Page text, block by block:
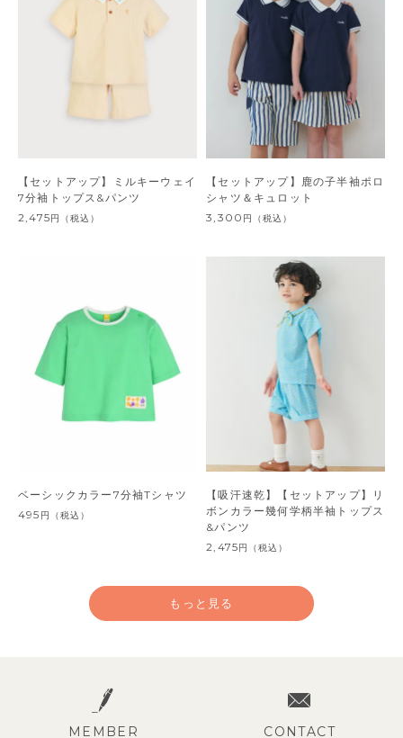
【セットアップ】ミルキーウェイ
7分袖トップス&パンツ
2,475円 （税込）
【セットアップ】鹿の子半袖ポロ
シャツ＆キュロット
3,300 円 （税込）
ベーシックカラー7分袖Tシャツ
495 円 （税込）
【吸汗速乾】【セットアップ】リ
ボンカラー幾何学柄半袖トップス
&パンツ
2,475円 （税込）
もっと見る
MEMBER CONTACT